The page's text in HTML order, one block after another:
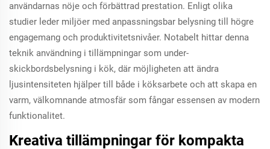
användarnas nöje och förbättrad prestation. Enligt olika
studier leder miljöer med anpassningsbar belysning till högre
engagemang och produktivitetsnivåer. Notabelt hittar denna
teknik användning i tillämpningar som under-
skickbordsbelysning i kök, där möjligheten att ändra
ljusintensiteten hjälper till både i köksarbete och att skapa en
varm, välkomnande atmosfär som fångar essensen av modern
funktionalitet.
Kreativa tillämpningar för kompakta